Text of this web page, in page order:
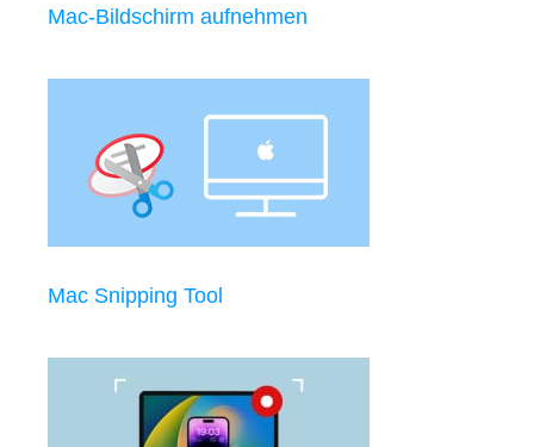
Mac-Bildschirm aufnehmen
Mac Snipping Tool